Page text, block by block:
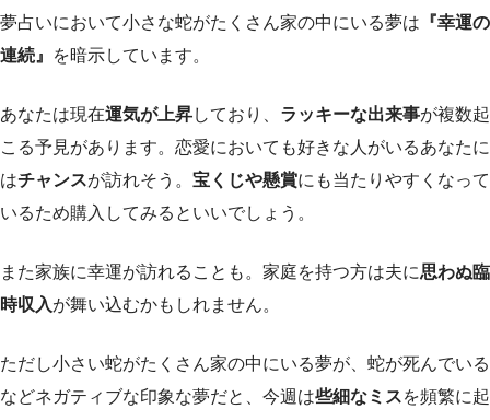
夢占いにおいて小さな蛇がたくさん家の中にいる夢は 『幸運の
連続』
を暗示しています。
あなたは現在運気が上昇しており、 ラッキーな出来事が複数起
こる予見があります。恋愛においても好きな人がいるあなたに
はチャンスが訪れそう。 宝くじや懸賞にも当たりやすくなって
いるため購入してみるといいでしょう。
また家族に幸運が訪れることも。家庭を持つ方は夫に思わぬ臨
時収入が舞い込むかもしれません。
ただし小さい蛇がたくさん家の中にいる夢が、蛇が死んでいる
などネガティブな印象な夢だと、今週は些細なミスを頻繁に起